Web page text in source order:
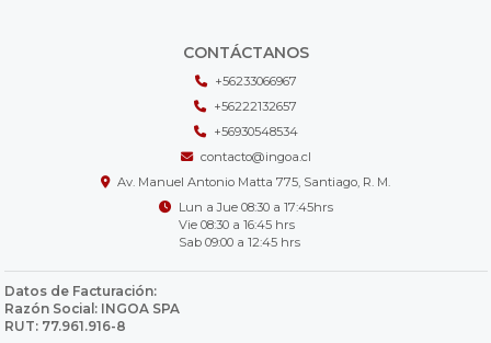
CONTÁCTANOS
+56233066967
+56222132657
+56930548534
contacto@ingoa.cl
Av. Manuel Antonio Matta 775, Santiago, R. M.
Lun a Jue 08:30 a 17:45hrs
Vie 08:30 a 16:45 hrs
Sab 09:00 a 12:45 hrs
Datos de Facturación:
Razón Social: INGOA SPA
RUT: 77.961.916-8